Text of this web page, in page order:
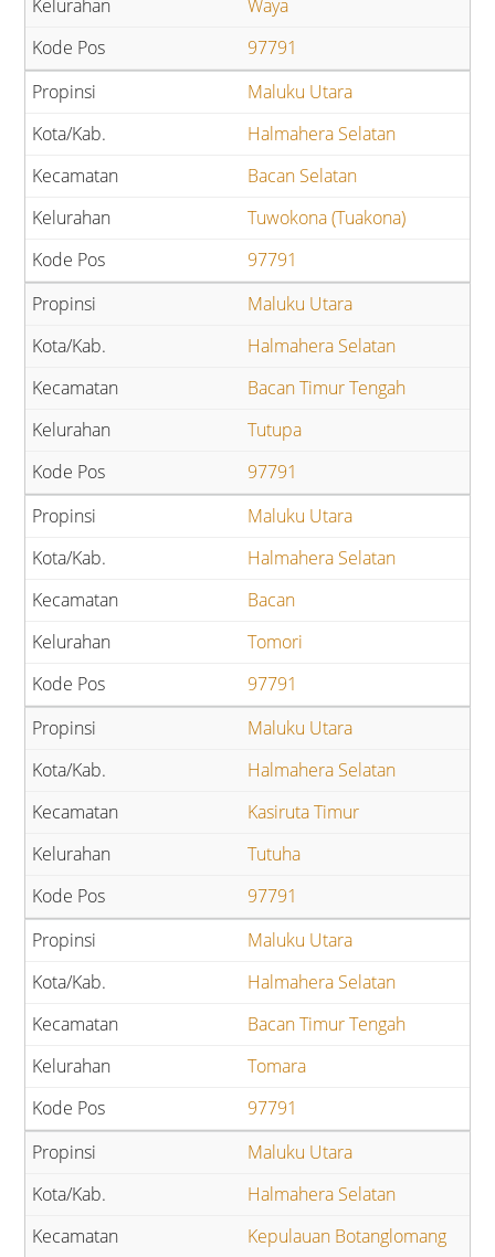
Waya
97791
Maluku Utara
Halmahera Selatan
Bacan Selatan
Tuwokona (Tuakona)
97791
Maluku Utara
Halmahera Selatan
Bacan Timur Tengah
Tutupa
97791
Maluku Utara
Halmahera Selatan
Bacan
Tomori
97791
Maluku Utara
Halmahera Selatan
Kasiruta Timur
Tutuha
97791
Maluku Utara
Halmahera Selatan
Bacan Timur Tengah
Tomara
97791
Maluku Utara
Halmahera Selatan
Kepulauan Botanglomang